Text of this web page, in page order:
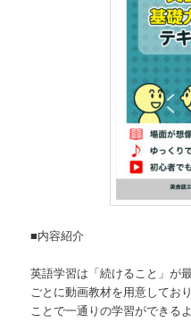
■内容紹介
英語学習は「続けること」が
ごとに動画教材を用意してお
ことで一通りの学習ができる